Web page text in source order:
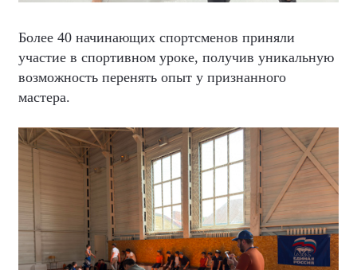
Более 40 начинающих спортсменов приняли
участие в спортивном уроке, получив уникальную
возможность перенять опыт у признанного
мастера.